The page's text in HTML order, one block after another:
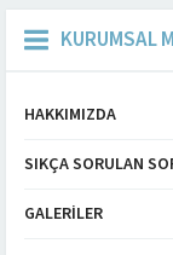
KURUMSAL
HAKKIMIZDA
SIKÇA SORULAN
GALERILER